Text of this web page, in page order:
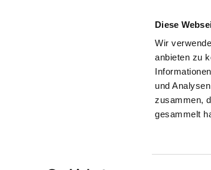
Diese
Wir
anbieten zu
und
zusammen,
gesammelt
Startseite der